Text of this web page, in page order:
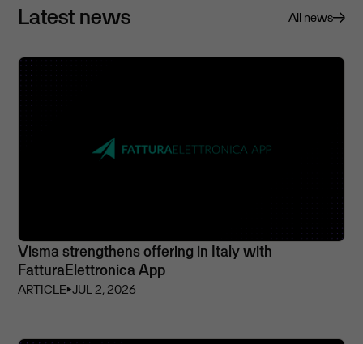
Latest news All news
Visma strengthens offering in Italy with
FatturaElettronica App
ARTICLE⏵JUL 2, 2026